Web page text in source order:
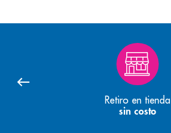
Retiro en tienda
sin costo